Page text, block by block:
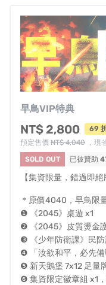
無論你是單純享受遊
友、批判性的理性思
統一的人。我們都歡
局。
如何在中部海線全員
來看作家林立青，率
機器犬「小黑」決戰
點此看作家林立青超
灣的...
《2045》遊戲
台灣存亡在你一
＊所有兵力指示物皆
早鳥VIP特典
NT$ 2,800
69
預定售價 NT$ 4,040 ，現
SOLD OUT
已被贊助
【集資限量，錯過即絕
＊原價4040，早鳥限
❶ 《2045》桌遊 x1
❷ 《2045》皮質燙金
❸ 《少年防衛課》民防
❹ 「汝欲和平，必先
❺ 新天鵝堡 7x12 足量
❻ 集資限定徽章組 x1